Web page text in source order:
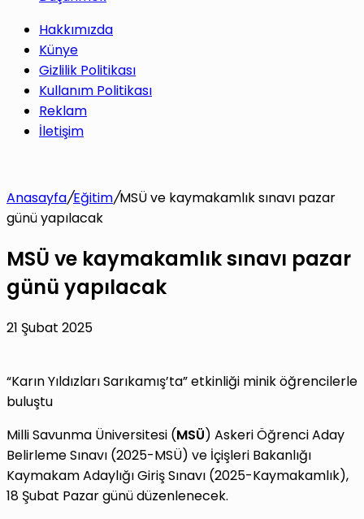
Hakkımızda
Künye
Gizlilik Politikası
Kullanım Politikası
Reklam
İletişim
Anasayfa/Eğitim/MSÜ ve kaymakamlık sınavı pazar
günü yapılacak
MSÜ ve kaymakamlık sınavı pazar
günü yapılacak
21 Şubat 2025
“Karın Yıldızları Sarıkamış’ta” etkinliği minik öğrencilerle
buluştu
Milli Savunma Üniversitesi (MSÜ) Askeri Öğrenci Aday
Belirleme Sınavı (2025-MSÜ) ve İçişleri Bakanlığı
Kaymakam Adaylığı Giriş Sınavı (2025-Kaymakamlık),
18 Şubat Pazar günü düzenlenecek.